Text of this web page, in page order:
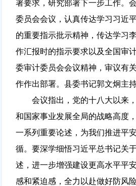
署要求，研究部署下一步工作。
委员会会议，认真传达学习习近
的重要指示批示精神，传达学习
作汇报时的指示要求以及全国审
委审计委员会会议精神，审议有
作作出部署。县委书记郭文炯主
会议指出，党的十八大以来，
和国家事业发展全局的战略高度
一系列重要论述，为我们推进平
循。要深学细悟习近平总书记关
述，进一步增强建设更高水平平
感和紧迫感，全力以赴做好防风